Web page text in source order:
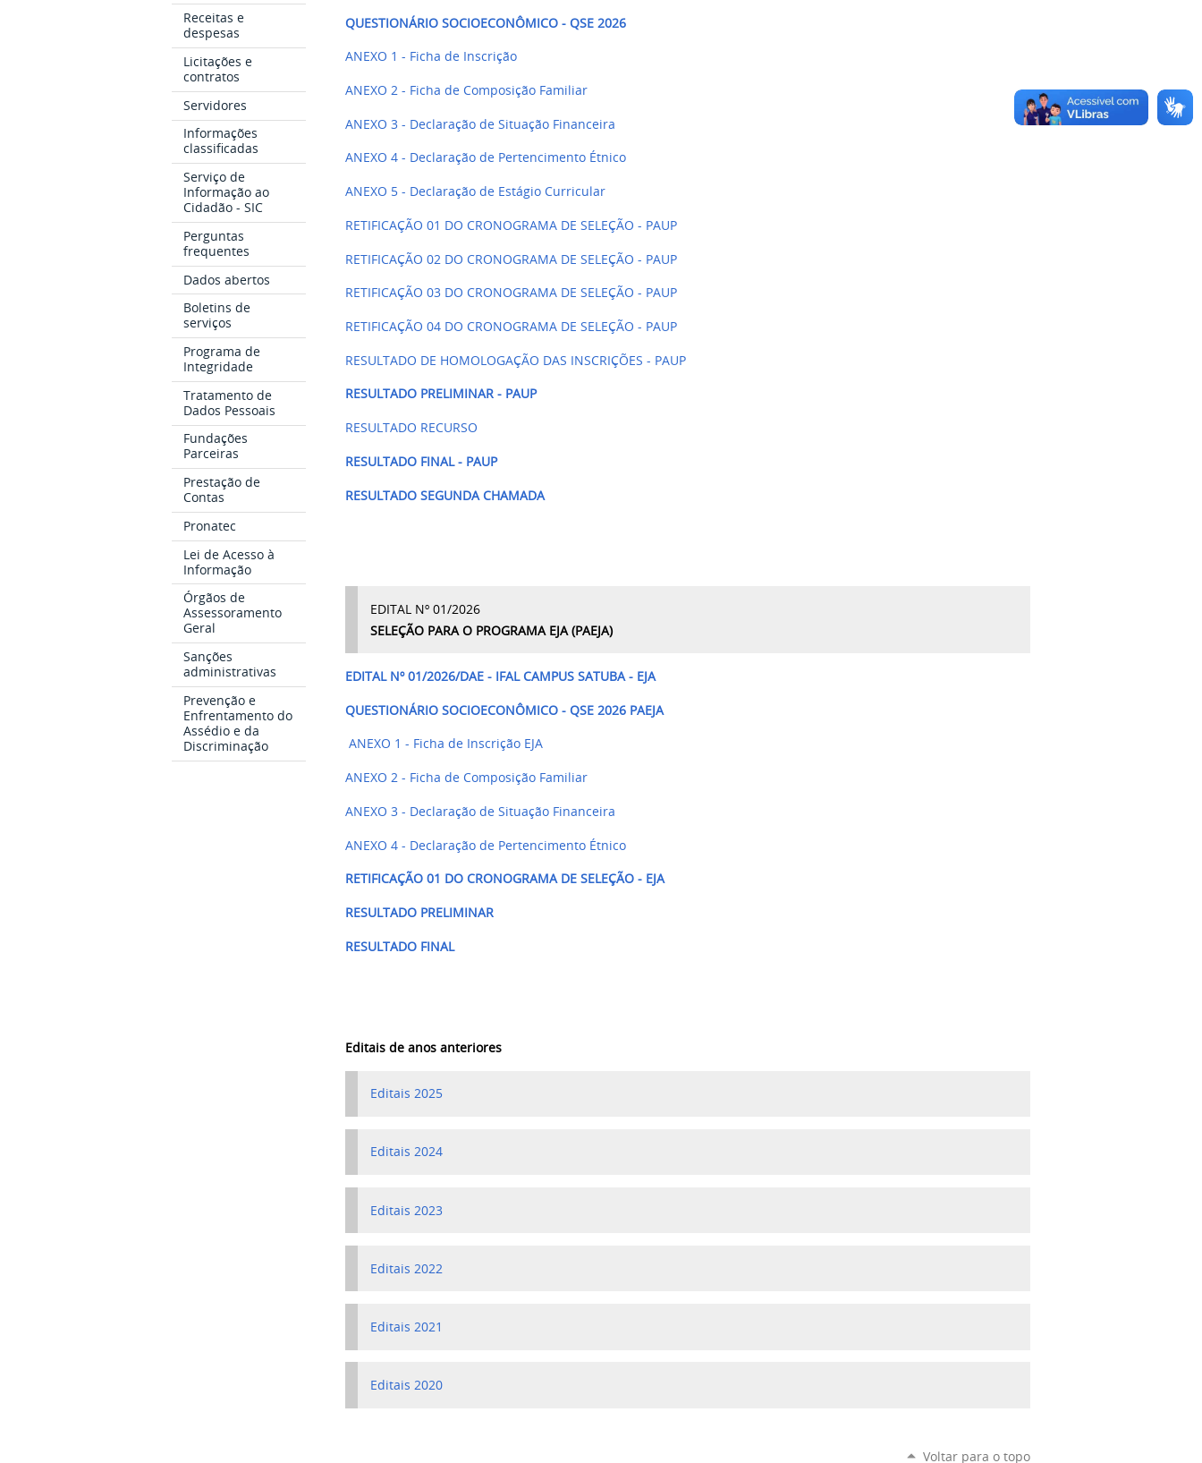
Receitas e
despesas
Licitações e
contratos
Servidores
Informações
classificadas
Serviço de
Informação ao
Cidadão - SIC
Perguntas
frequentes
Dados abertos
Boletins de
serviços
Programa de
Integridade
Tratamento de
Dados Pessoais
Fundações
Parceiras
Prestação de
Contas
Pronatec
Lei de Acesso à
Informação
Órgãos de
Assessoramento
Geral
Sanções
administrativas
Prevenção e
Enfrentamento do
Assédio e da
Discriminação
QUESTIONÁRIO SOCIOECONÔMICO - QSE 2026
ANEXO 1 - Ficha de Inscrição
ANEXO 2 - Ficha de Composição Familiar
ANEXO 3 - Declaração de Situação Financeira
ANEXO 4 - Declaração de Pertencimento Étnico
ANEXO 5 - Declaração de Estágio Curricular
RETIFICAÇÃO 01 DO CRONOGRAMA DE SELEÇÃO - PAUP
RETIFICAÇÃO 02 DO CRONOGRAMA DE SELEÇÃO - PAUP
RETIFICAÇÃO 03 DO CRONOGRAMA DE SELEÇÃO - PAUP
RETIFICAÇÃO 04 DO CRONOGRAMA DE SELEÇÃO - PAUP
RESULTADO DE HOMOLOGAÇÃO DAS INSCRIÇÕES - PAUP
RESULTADO PRELIMINAR - PAUP
RESULTADO RECURSO
RESULTADO FINAL - PAUP
RESULTADO SEGUNDA CHAMADA
EDITAL Nº 01/2026
SELEÇÃO PARA O PROGRAMA EJA (PAEJA)
EDITAL Nº 01/2026/DAE - IFAL CAMPUS SATUBA - EJA
QUESTIONÁRIO SOCIOECONÔMICO - QSE 2026 PAEJA
ANEXO 1 - Ficha de Inscrição EJA
ANEXO 2 - Ficha de Composição Familiar
ANEXO 3 - Declaração de Situação Financeira
ANEXO 4 - Declaração de Pertencimento Étnico
RETIFICAÇÃO 01 DO CRONOGRAMA DE SELEÇÃO - EJA
RESULTADO PRELIMINAR
RESULTADO FINAL
Editais de anos anteriores
Editais 2025
Editais 2024
Editais 2023
Editais 2022
Editais 2021
Editais 2020
Voltar para o topo